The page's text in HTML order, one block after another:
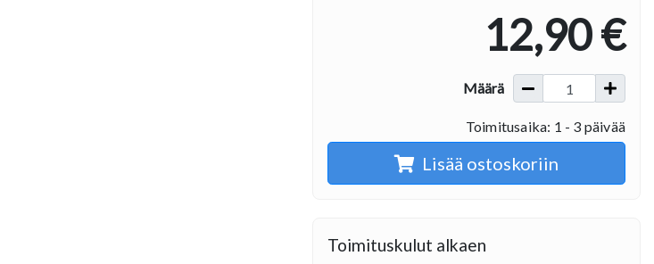
12,90 €
Määrä
Toimitusaika: 1 - 3 päivää
Lisää ostoskoriin
Toimituskulut alkaen